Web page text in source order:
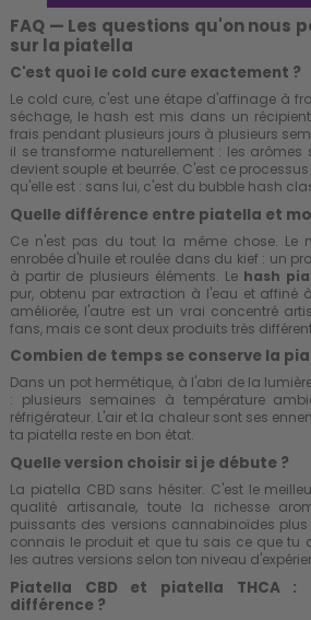
FAQ — Les questions qu'on nous
sur la piatella
C'est quoi le cold cure exactement ?
Le cold cure, c'est une étape d'affinage à
séchage, le hash est mis dans un
frais pendant plusieurs jours à plusieurs
il se transforme naturellement : les arômes
devient souple et beurrée. C'est ce
qu'elle est : sans lui, c'est du bubble hash
Quelle différence entre piatella et
Ce n'est pas du tout la même chose. Le
enrobée d'huile et roulée dans du kief : un
à partir de plusieurs éléments. Le hash
pur, obtenu par extraction à l'eau et affiné
améliorée, l'autre est un vrai concentré
fans, mais ce sont deux produits très
Combien de temps se conserve la
Dans un pot hermétique, à l'abri de la
: plusieurs semaines à température
réfrigérateur. L'air et la chaleur sont ses
ta piatella reste en bon état.
Quelle version choisir si je débute ?
La piatella CBD sans hésiter. C'est le
qualité artisanale, toute la richesse
puissants des versions cannabinoïdes plus
connais le produit et que tu sais ce que tu
les autres versions selon ton niveau
Piatella CBD et piatella THCA
différence ?